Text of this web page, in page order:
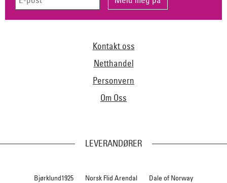
Kontakt oss
Netthandel
Personvern
Om Oss
LEVERANDØRER
Bjørklund1925 Norsk Flid Arendal Dale of Norway